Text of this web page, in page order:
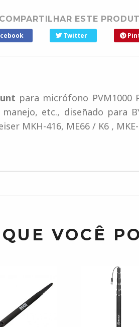
COMPARTILHAR ESTE
Twitter
para micrófono PVM1000
etc., diseñado para
MKH-416, ME66 / K6 ,
VOCÊ